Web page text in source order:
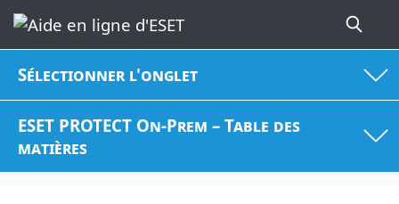
Sélectionner l'onglet
ESET PROTECT On-Prem – Table des
matières